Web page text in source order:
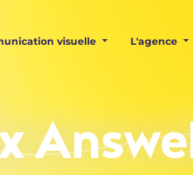
visuelle L'agence